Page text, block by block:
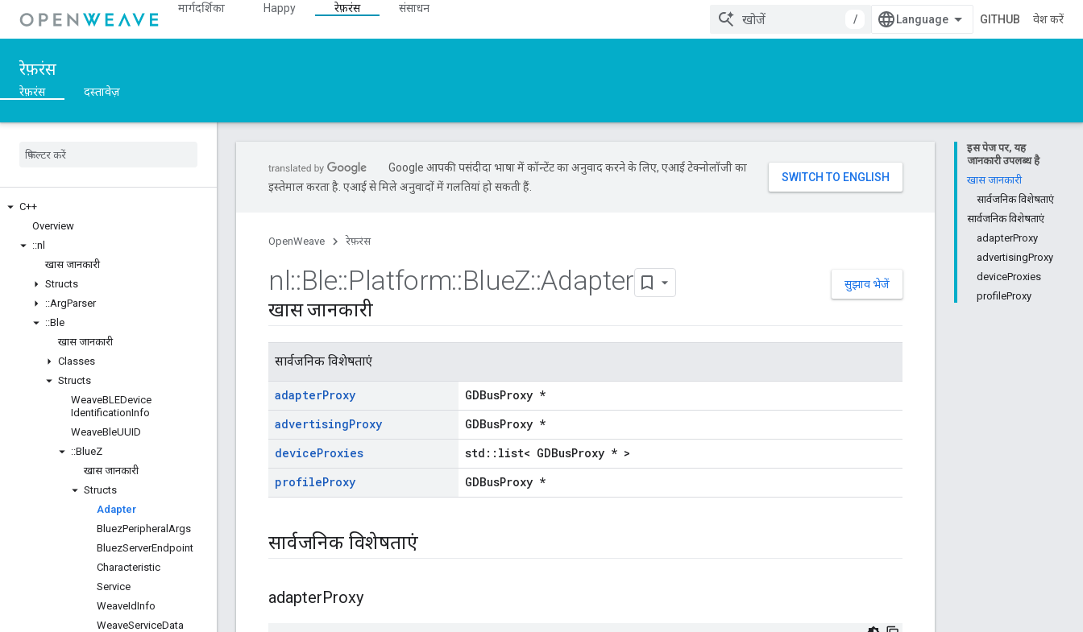
मार्गदर्शिका Happy रेफ़रंस
संसाधन
/
GITHUB प्रवेश करें
रेफ़रंस
रेफ़रंस दस्तावेज़
C++
Overview
::nl
खास जानकारी
Structs
::ArgParser
::Ble
खास जानकारी
Classes
Structs
WeaveBLEDevice
IdentificationInfo
WeaveBleUUID
::BlueZ
खास जानकारी
Structs
Adapter
BluezPeripheral Args
BluezServerEndpoint
Characteristic
Service
WeaveIdInfo
WeaveServiceData
इस पेज पर, यह
जानकारी उपलब्ध है
खास जानकारी
सार्वजनिक विशेषताएं
सार्वजनिक विशेषताएं
adapterProxy
advertisingProxy
deviceProxies
profileProxy
Google आपकी पसंदीदा भाषा में कॉन्टेंट का अनुवाद करने के लिए, एआई टेक्नोलॉजी का
इस्तेमाल करता है. एआई से मिले अनुवादों में गलतियां हो सकती हैं.
OpenWeave रेफ़रंस
सुझाव भेजें
nl::Ble::Platform::BlueZ::Adapter
खास जानकारी
सार्वजनिक विशेषताएं
adapterProxy
GDBusProxy *
advertisingProxy
GDBusProxy *
deviceProxies
std::list< GDBusProxy * >
profileProxy GDBusProxy *
सार्वजनिक विशेषताएं
adapterProxy